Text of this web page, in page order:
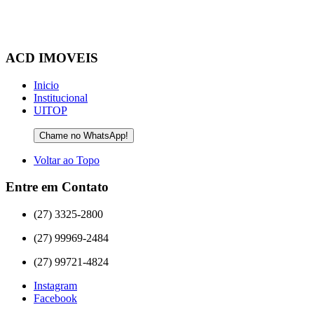
ACD IMOVEIS
Inicio
Institucional
UITOP
Chame no WhatsApp!
Voltar ao Topo
Entre em Contato
(27) 3325-2800
(27) 99969-2484
(27) 99721-4824
Instagram
Facebook